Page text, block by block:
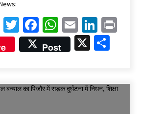
Twitter
Facebook
WhatsApp
Email
Post X